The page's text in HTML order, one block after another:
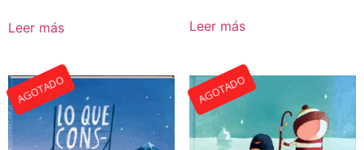
Leer más Leer más
AGOTADO AGOTADO